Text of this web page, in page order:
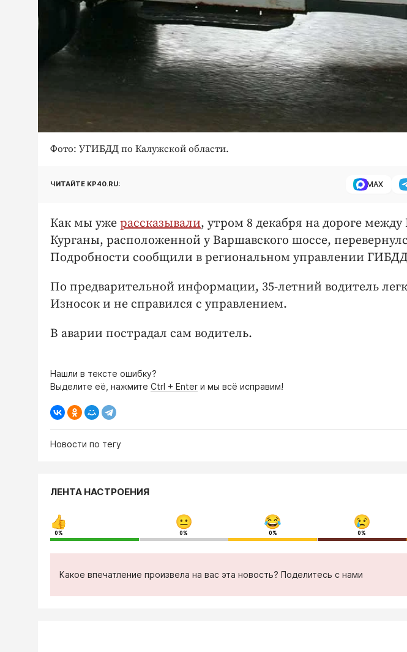
Фото: УГИБДД по Калужской области.
ЧИТАЙТЕ KP40.RU: MAX
Как мы уже рассказывали, утром 8 декабря на дороге
Курганы, расположенной у Варшавского шоссе,
Подробности сообщили в региональном управлении
По предварительной информации, 35-летний водитель
Износок и не справился с управлением.
В аварии пострадал сам водитель.
Нашли в тексте ошибку?
Выделите её, нажмите Ctrl + Enter и мы всё исправим!
Новости по тегу
ЛЕНТА НАСТРОЕНИЯ
0% 0% 0% 0%
Какое впечатление произвела на вас эта новость? Поделитесь с нами